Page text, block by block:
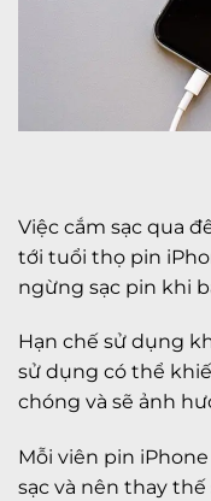
Việc cắm sạc qua
tới tuổi thọ pin
ngừng sạc pin khi
Hạn chế sử dụng
sử dụng có thể
chóng và sẽ ảnh
Mỗi viên pin
sạc và nên thay thế